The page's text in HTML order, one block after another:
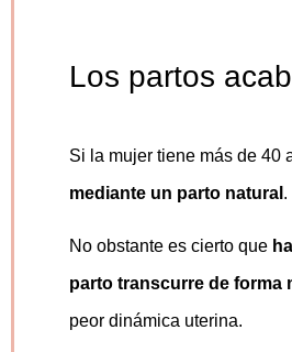
Los partos
Si la mujer tiene más de 40
mediante un parto natural .
No obstante es cierto que
parto transcurre de forma
peor dinámica uterina.